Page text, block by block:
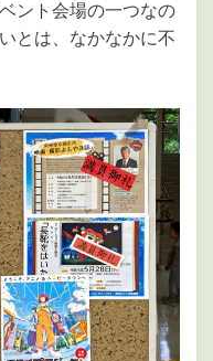
ント会場の一つなの
とは、なかなかに不